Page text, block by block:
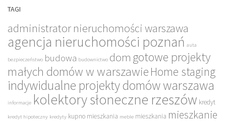
TAGI
administrator nieruchomości warszawa
agencja nieruchomości poznań auta
bezpieczeństwo budowa budownictwo dom gotowe projekty
małych domów w warszawie Home staging
indywidualne projekty domów warszawa
informacje kolektory słoneczne rzeszów kredyt
kredyt hipoteczny kredyty kupno mieszkania meble mieszkania mieszkanie